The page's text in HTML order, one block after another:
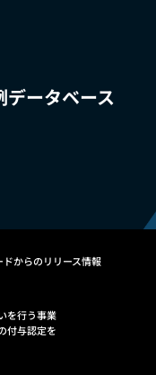
ータベース
ドからのリリース情報
を行う事業
付与認定を